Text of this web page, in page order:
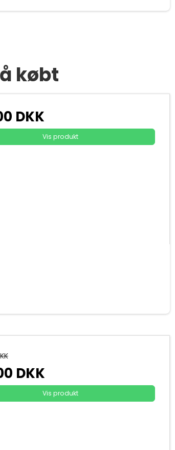
købt
DKK
Vis produkt
DKK
Vis produkt